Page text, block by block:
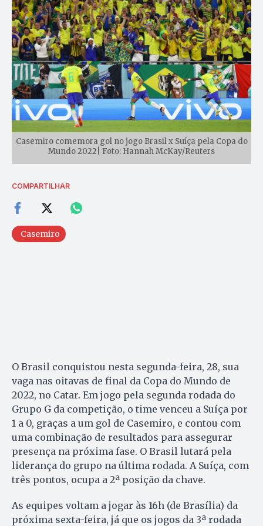
Casemiro comemora gol no jogo Brasil x Suíça pela Copa do
Mundo 2022| Foto: Hannah McKay/Reuters
COMPARTILHAR
Casemiro
O Brasil conquistou nesta segunda-feira, 28, sua
vaga nas oitavas de final da Copa do Mundo de
2022, no Catar. Em jogo pela segunda rodada do
Grupo G da competição, o time venceu a Suíça por
1 a 0, graças a um gol de Casemiro, e contou com
uma combinação de resultados para assegurar
presença na próxima fase. O Brasil lutará pela
liderança do grupo na última rodada. A Suíça, com
três pontos, ocupa a 2ª posição da chave.
As equipes voltam a jogar às 16h (de Brasília) da
próxima sexta-feira, já que os jogos da 3ª rodada